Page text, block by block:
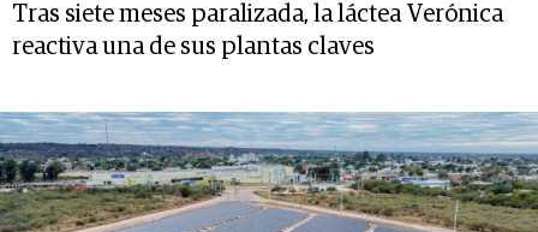
Tras siete meses paralizada, la láctea Verónica
reactiva una de sus plantas claves